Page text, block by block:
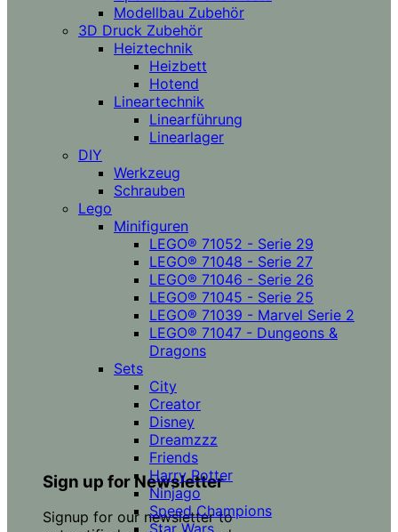
Sign up for Newsletter
Signup for our newsletter to
Modellbau Zubehör
3D Druck Zubehör
Heiztechnik
Heizbett
Hotend
Lineartechnik
Linearführung
Linearlager
DIY
Werkzeug
Schrauben
Lego
Minifiguren
LEGO® 71052 - Serie 29
LEGO® 71048 - Serie 27
LEGO® 71046 - Serie 26
LEGO® 71045 - Serie 25
LEGO® 71039 - Marvel Serie 2
LEGO® 71047 - Dungeons &
Dragons
Sets
City
Creator
Disney
Dreamzzz
Friends
Harry Potter
Ninjago
Speed Champions
Star Wars